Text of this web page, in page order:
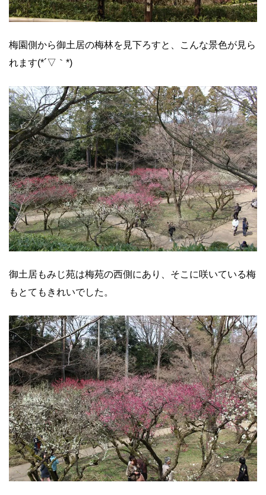
梅園側から御土居の梅林を見下ろすと、こんな景色が見ら
れます(*´▽｀*)
御土居もみじ苑は梅苑の西側にあり、そこに咲いている梅
もとてもきれいでした。